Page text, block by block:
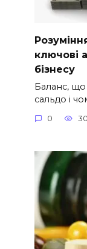
ключові
бізнесу
Баланс,
сальдо і
0 30